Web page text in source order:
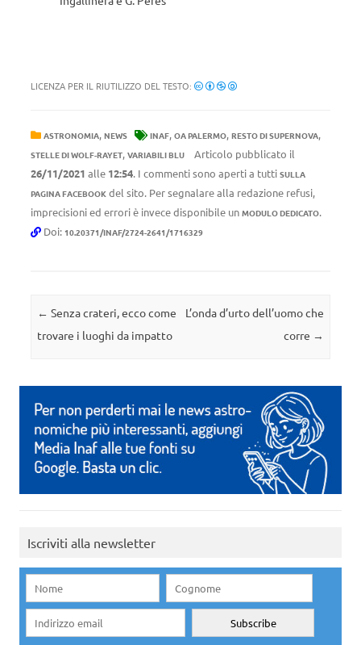
LICENZA PER IL RIUTILIZZO DEL TESTO:
ASTRONOMIA, NEWS INAF, OA PALERMO, RESTO DI SUPERNOVA,
STELLE DI WOLF-RAYET, VARIABILI BLU
Articolo pubblicato il
26/11/2021 alle 12:54. I commenti sono aperti a tutti SULLA
PAGINA FACEBOOK del sito. Per segnalare alla redazione refusi,
imprecisioni ed errori è invece disponibile un MODULO DEDICATO.
Doi: 10.20371/INAF/2724-2641/1716329
Navigazione articolo
← Senza crateri, ecco come
trovare i luoghi da impatto
L’onda d’urto dell’uomo che
corre →
Iscriviti alla newsletter